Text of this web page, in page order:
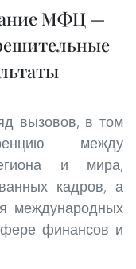
МФЦ —
вызовов, в том
между
и мира,
кадров, а
международных
финансов и